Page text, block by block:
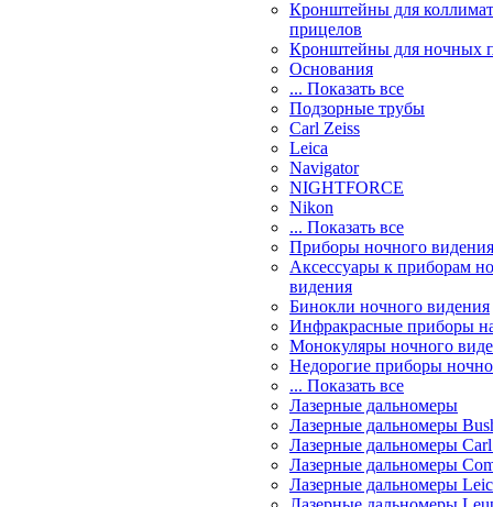
Кронштейны для
прицелов
Кронштейны для ночных
Основания
... Показать все
Подзорные трубы
Carl Zeiss
Leica
Navigator
NIGHTFORCE
Nikon
... Показать все
Приборы ночного видения
Аксессуары к приборам
видения
Бинокли ночного видения
Инфракрасные приборы
Монокуляры ночного
Недорогие приборы
... Показать все
Лазерные дальномеры
Лазерные дальномеры
Лазерные дальномеры
Лазерные дальномеры
Лазерные дальномеры